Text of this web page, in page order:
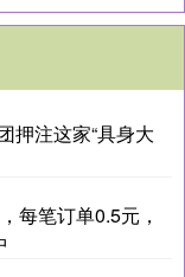
押注这家“具身大
每笔订单0.5元，